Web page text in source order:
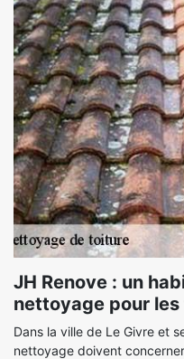
JH Renove : un
nettoyage pour
Dans la ville de Le Givre et
nettoyage doivent